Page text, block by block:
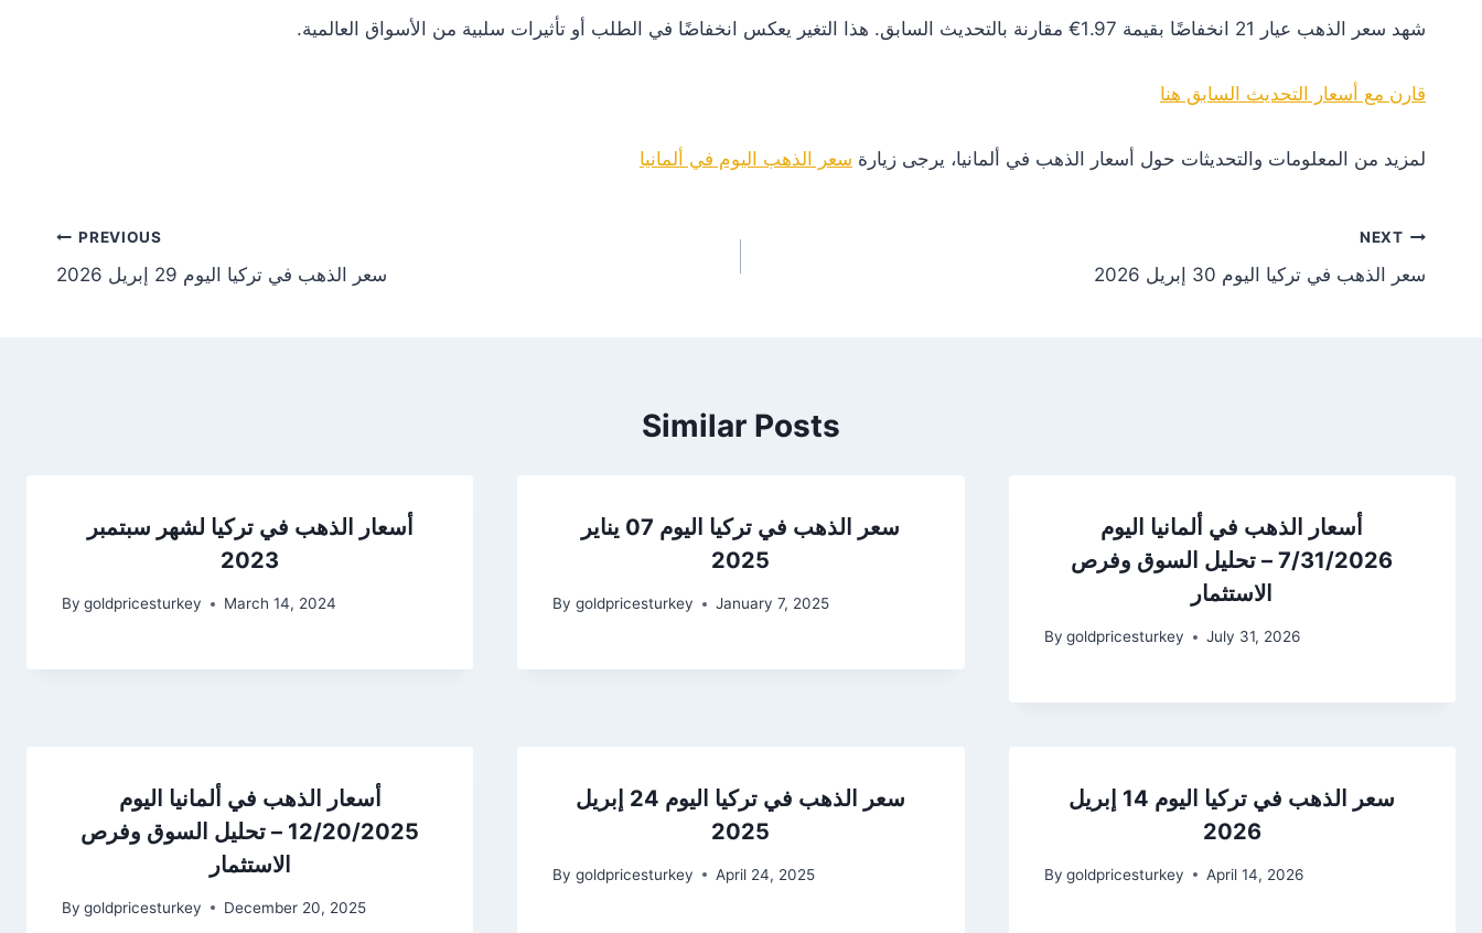
شهد سعر الذهب عيار 21 انخفاضًا بقيمة 1.97€ مقارنة بالتحديث السابق. هذا التغير يعكس انخفاضًا في الطلب أو تأثيرات سلبية من الأسواق العالمية.
قارن مع أسعار التحديث السابق هنا
لمزيد من المعلومات والتحديثات حول أسعار الذهب في ألمانيا، يرجى زيارة سعر الذهب اليوم في ألمانيا
PREVIOUS
سعر الذهب في تركيا اليوم 29 إبريل 2026
NEXT
سعر الذهب في تركيا اليوم 30 إبريل 2026
Similar Posts
أسعار الذهب في تركيا لشهر سبتمبر
2023
By goldpricesturkey March 14, 2024
سعر الذهب في تركيا اليوم 07 يناير
2025
By goldpricesturkey January 7, 2025
أسعار الذهب في ألمانيا اليوم
7/31/2026 – تحليل السوق وفرص
الاستثمار
By goldpricesturkey July 31, 2026
أسعار الذهب في ألمانيا اليوم
12/20/2025 – تحليل السوق وفرص
الاستثمار
By goldpricesturkey December 20, 2025
سعر الذهب في تركيا اليوم 24 إبريل
2025
By goldpricesturkey April 24, 2025
سعر الذهب في تركيا اليوم 14 إبريل
2026
By goldpricesturkey April 14, 2026